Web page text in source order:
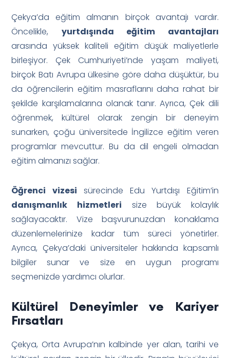
Çekya’da eğitim almanın birçok avantajı vardır.
Öncelikle, yurtdışında eğitim avantajları
arasında yüksek kaliteli eğitim düşük maliyetlerle
birleşiyor. Çek Cumhuriyeti’nde yaşam maliyeti,
birçok Batı Avrupa ülkesine göre daha düşüktür, bu
da öğrencilerin eğitim masraflarını daha rahat bir
şekilde karşılamalarına olanak tanır. Ayrıca, Çek dili
öğrenmek, kültürel olarak zengin bir deneyim
sunarken, çoğu üniversitede İngilizce eğitim veren
programlar mevcuttur. Bu da dil engeli olmadan
eğitim almanızı sağlar.
Öğrenci vizesi sürecinde Edu Yurtdışı Eğitim’in
danışmanlık hizmetleri size büyük kolaylık
sağlayacaktır. Vize başvurunuzdan konaklama
düzenlemelerinize kadar tüm süreci yönetirler.
Ayrıca, Çekya’daki üniversiteler hakkında kapsamlı
bilgiler sunar ve size en uygun programı
seçmenizde yardımcı olurlar.
Kültürel Deneyimler ve Kariyer
Fırsatları
Çekya, Orta Avrupa’nın kalbinde yer alan, tarihi ve